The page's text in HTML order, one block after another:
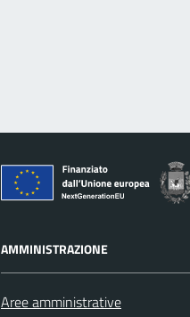
AMMINISTRAZIONE
Aree amministrative